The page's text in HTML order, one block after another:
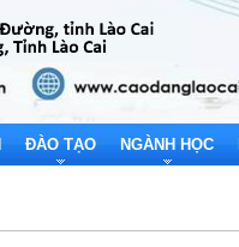
ĐÀO TẠO NGÀNH HỌC